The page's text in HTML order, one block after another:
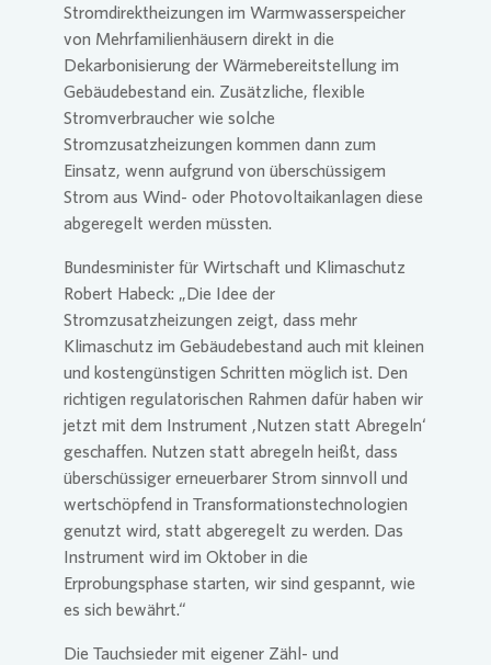
Stromdirektheizungen im Warmwasserspeicher
von Mehrfamilienhäusern direkt in die
Dekarbonisierung der Wärmebereitstellung im
Gebäudebestand ein. Zusätzliche, flexible
Stromverbraucher wie solche
Stromzusatzheizungen kommen dann zum
Einsatz, wenn aufgrund von überschüssigem
Strom aus Wind- oder Photovoltaikanlagen diese
abgeregelt werden müssten.
Bundesminister für Wirtschaft und Klimaschutz
Robert Habeck: „Die Idee der
Stromzusatzheizungen zeigt, dass mehr
Klimaschutz im Gebäudebestand auch mit kleinen
und kostengünstigen Schritten möglich ist. Den
richtigen regulatorischen Rahmen dafür haben wir
jetzt mit dem Instrument ,Nutzen statt Abregeln‘
geschaffen. Nutzen statt abregeln heißt, dass
überschüssiger erneuerbarer Strom sinnvoll und
wertschöpfend in Transformationstechnologien
genutzt wird, statt abgeregelt zu werden. Das
Instrument wird im Oktober in die
Erprobungsphase starten, wir sind gespannt, wie
es sich bewährt.“
Die Tauchsieder mit eigener Zähl- und